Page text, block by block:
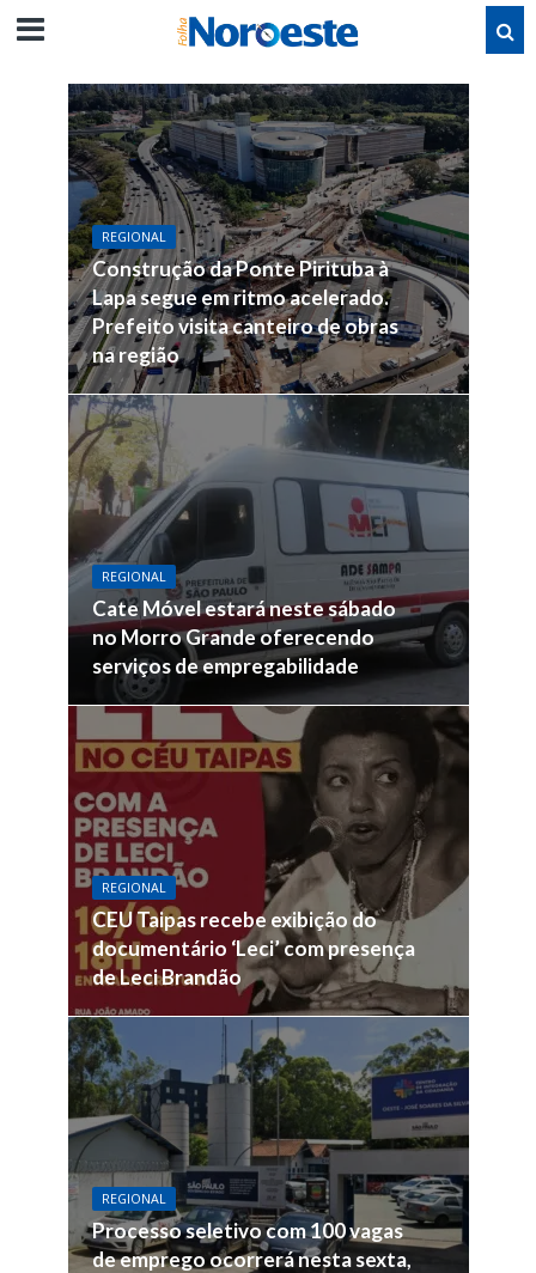
REGIONAL
Construção da Ponte Pirituba à
Lapa segue em ritmo acelerado.
Prefeito visita canteiro de obras
na região
REGIONAL
Cate Móvel estará neste sábado
no Morro Grande oferecendo
serviços de empregabilidade
REGIONAL
CEU Taipas recebe exibição do
documentário ‘Leci’ com presença
de Leci Brandão
REGIONAL
Processo seletivo com 100 vagas
de emprego ocorrerá nesta sexta,